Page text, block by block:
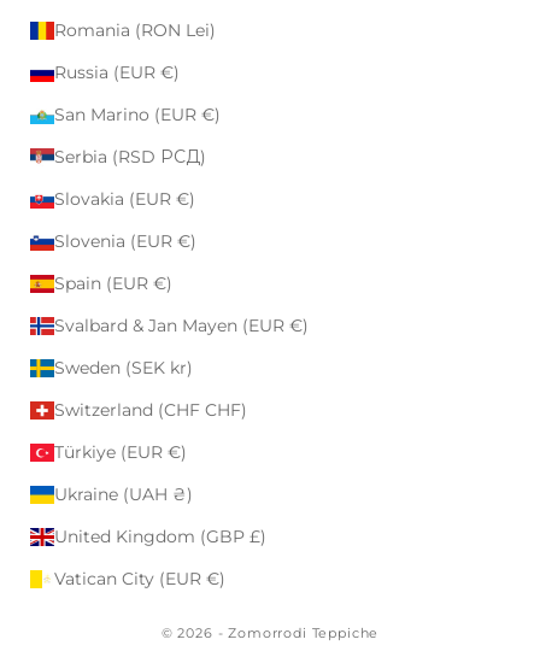
Romania (RON Lei)
Russia (EUR €)
San Marino (EUR €)
Serbia (RSD РСД)
Slovakia (EUR €)
Slovenia (EUR €)
Spain (EUR €)
Svalbard & Jan Mayen (EUR €)
Sweden (SEK kr)
Switzerland (CHF CHF)
Türkiye (EUR €)
Ukraine (UAH ₴)
United Kingdom (GBP £)
Vatican City (EUR €)
© 2026 - Zomorrodi Teppiche